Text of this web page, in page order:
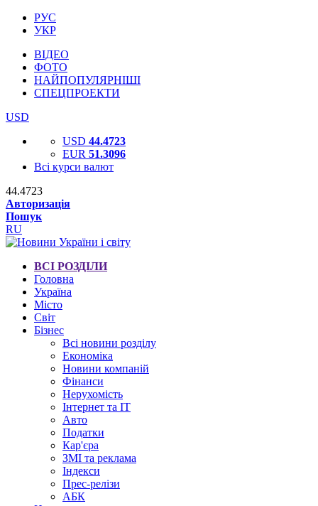
РУС
УКР
ВІДЕО
ФОТО
НАЙПОПУЛЯРНІШІ
СПЕЦПРОЕКТИ
USD
USD 44.4723
EUR 51.3096
Всі курси валют
44.4723
Авторизація
Пошук
RU
ВСІ РОЗДІЛИ
Головна
Україна
Місто
Світ
Бізнес
Всі новини розділу
Економіка
Новини компаній
Фінанси
Нерухомість
Інтернет та IT
Авто
Податки
Кар'єра
ЗМІ та реклама
Індекси
Прес-релізи
АБК